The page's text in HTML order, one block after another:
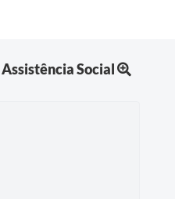
Assistência Social